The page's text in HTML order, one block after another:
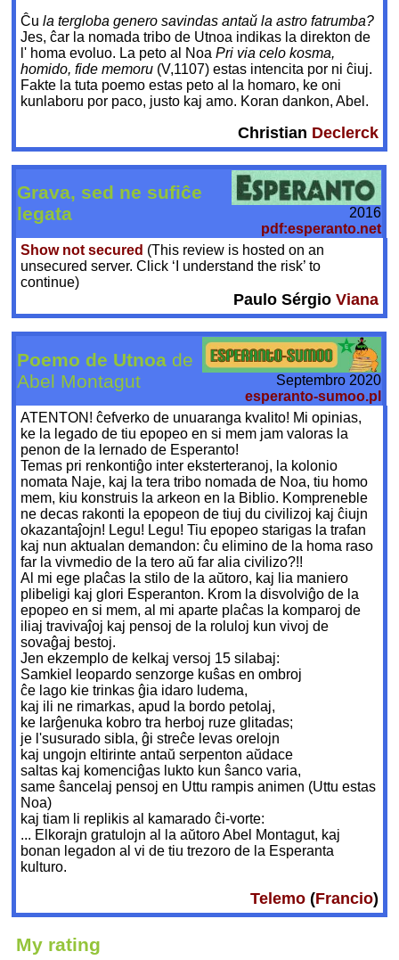
Ĉula tergloba genero savindas antaŭ la astro fatrumba?
Jes, ĉar la nomada tribo de Utnoa indikas la direkton de
l' homa evoluo. La peto al NoaPri via celo kosma,
homido, fide memoru (V,1107) estas intencita por ni ĉiuj.
Fakte la tuta poemo estas peto al la homaro, ke oni
kunlaboru por paco, justo kaj amo. Koran dankon, Abel.
Christian Declerck
Grava, sed ne sufiĉe
legata
2016
pdf:esperanto.net
Show not secured (This review is hosted on an
unsecured server. Click ‘I understand the risk’ to
continue)
Paulo Sérgio Viana
Poemo de Utnoa de
Abel Montagut
Septembro 2020
esperanto-sumoo.pl
ATENTON! ĉefverko de unuaranga kvalito! Mi opinias,
ke la legado de tiu epopeo en si mem jam valoras la
penon de la lernado de Esperanto!
Temas pri renkontiĝo inter eksterteranoj, la kolonio
nomata Naje, kaj la tera tribo nomada de Noa, tiu homo
mem, kiu konstruis la arkeon en la Biblio. Kompreneble
ne decas rakonti la epopeon de tiuj du civilizoj kaj ĉiujn
okazantaĵojn! Legu! Legu! Tiu epopeo starigas la trafan
kaj nun aktualan demandon: ĉu elimino de la homa raso
far la vivmedio de la tero aŭ far alia civilizo?!!
Al mi ege plaĉas la stilo de la aŭtoro, kaj lia maniero
plibeligi kaj glori Esperanton. Krom la disvolviĝo de la
epopeo en si mem, al mi aparte plaĉas la komparoj de
iliaj travivaĵoj kaj pensoj de la roluloj kun vivoj de
sovaĝaj bestoj.
Jen ekzemplo de kelkaj versoj 15 silabaj:
Samkiel leopardo senzorge kuŝas en ombroj
ĉe lago kie trinkas ĝia idaro ludema,
kaj ili ne rimarkas, apud la bordo petolaj,
ke larĝenuka kobro tra herboj ruze glitadas;
je l'susurado sibla, ĝi streĉe levas orelojn
kaj ungojn eltirinte antaŭ serpenton aŭdace
saltas kaj komenciĝas lukto kun ŝanco varia,
same ŝancelaj pensoj en Uttu rampis animen (Uttu estas
Noa)
kaj tiam li replikis al kamarado ĉi-vorte:
... Elkorajn gratulojn al la aŭtoro Abel Montagut, kaj
bonan legadon al vi de tiu trezoro de la Esperanta
kulturo.
Telemo(Francio)
My rating